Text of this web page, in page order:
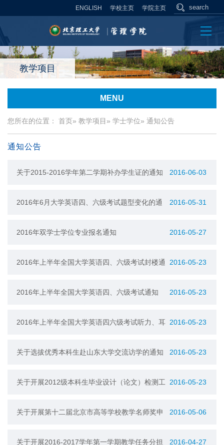
ENGLISH 学校主页 学院主页
教学项目
MENU
您所在的位置： 首页» 教学项目 » 学士学位» 通知公告
通知公告
2016-06-03
关于2015-2016学年第二学期补办学生证的通知
2016-05-31
2016年6月大学英语四、六级考试题型变化的通
2016-05-27
2016年双学士学位专业报名通知
2016-05-23
2016年上半年全国大学英语四、六级考试封楼通
2016-05-23
2016年上半年全国大学英语四、六级考试通知
2016-05-23
2016年上半年全国大学英语四六级考试听力、耳
机测试通知
2016-05-23
关于选拔优秀本科生赴山东大学交流访学的通知
2016-05-23
关于开展2012级本科生毕业设计（论文）检测工
作的通知
2016-05-06
关于开展第十二届北京市高等学校教学名师奖申
报评选工作的通知
2016-04-27
关于开展2016-2017学年第一学期教学任务分担